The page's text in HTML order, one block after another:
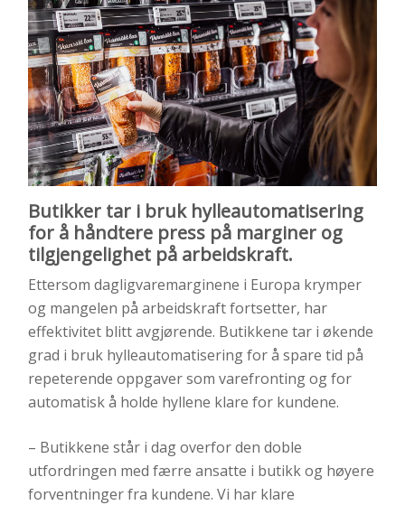
Butikker tar i bruk hylleautomatisering
for å håndtere press på marginer og
tilgjengelighet på arbeidskraft.
Ettersom dagligvaremarginene i Europa krymper
og mangelen på arbeidskraft fortsetter, har
effektivitet blitt avgjørende. Butikkene tar i økende
grad i bruk hylleautomatisering for å spare tid på
repeterende oppgaver som varefronting og for
automatisk å holde hyllene klare for kundene.
– Butikkene står i dag overfor den doble
utfordringen med færre ansatte i butikk og høyere
forventninger fra kundene. Vi har klare